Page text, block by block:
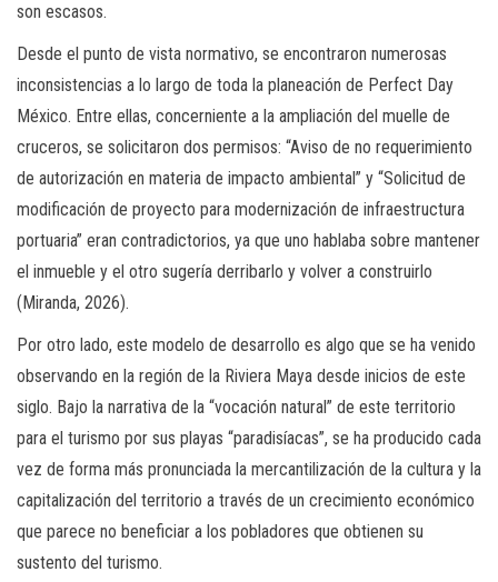
son escasos.
Desde el punto de vista normativo, se encontraron numerosas
inconsistencias a lo largo de toda la planeación de Perfect Day
México. Entre ellas, concerniente a la ampliación del muelle de
cruceros, se solicitaron dos permisos: “Aviso de no requerimiento
de autorización en materia de impacto ambiental” y “Solicitud de
modificación de proyecto para modernización de infraestructura
portuaria” eran contradictorios, ya que uno hablaba sobre mantener
el inmueble y el otro sugería derribarlo y volver a construirlo
(Miranda, 2026).
Por otro lado, este modelo de desarrollo es algo que se ha venido
observando en la región de la Riviera Maya desde inicios de este
siglo. Bajo la narrativa de la “vocación natural” de este territorio
para el turismo por sus playas “paradisíacas”, se ha producido cada
vez de forma más pronunciada la mercantilización de la cultura y la
capitalización del territorio a través de un crecimiento económico
que parece no beneficiar a los pobladores que obtienen su
sustento del turismo.